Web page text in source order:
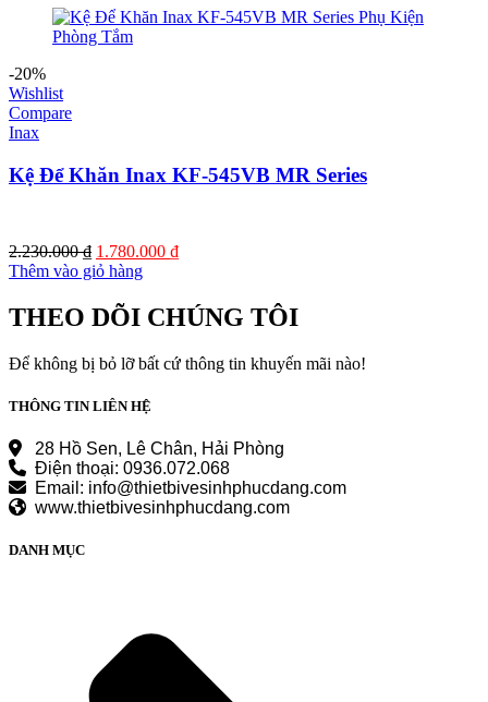
1.560.000 ₫.là:
-20%
Wishlist
Compare
Inax
Kệ Để Khăn Inax KF-545VB MR Series
2.230.000₫ Giá
gốc
2.230.000 ₫.
1.780.000 ₫Giá
là:
1.780.000 ₫.
Thêm vào giỏ hàng
THEO DÕI CHÚNG TÔI
Để không bị bỏ lỡ bất cứ thông tin khuyến mãi nào!
THÔNG TIN LIÊN HỆ
28 Hồ Sen, Lê Chân, Hải Phòng
Điện thoại: 0936.072.068
Email: info@thietbivesinhphucdang.com
www.thietbivesinhphucdang.com
DANH MỤC